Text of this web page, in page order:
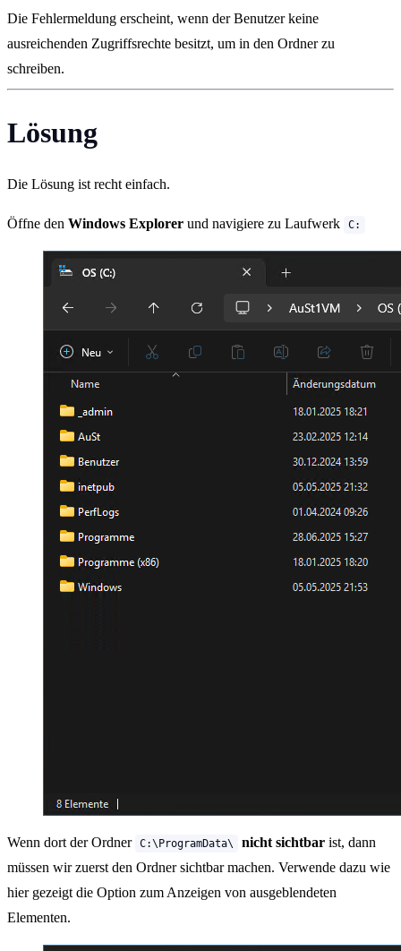
Die Fehlermeldung erscheint, wenn der Benutzer keine
ausreichenden Zugriffsrechte besitzt, um in den Ordner zu
schreiben.
Lösung
Die Lösung ist recht einfach.
Öffne den Windows Explorer und navigiere zu Laufwerk C:
Wenn dort der Ordner C:\ProgramData\ nicht sichtbar ist, dann
müssen wir zuerst den Ordner sichtbar machen. Verwende dazu wie
hier gezeigt die Option zum Anzeigen von ausgeblendeten
Elementen.